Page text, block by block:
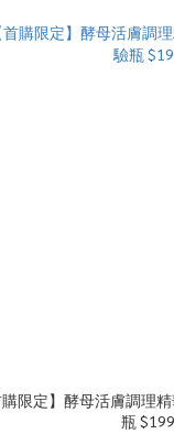
購限定】酵母活膚調理
瓶 $199